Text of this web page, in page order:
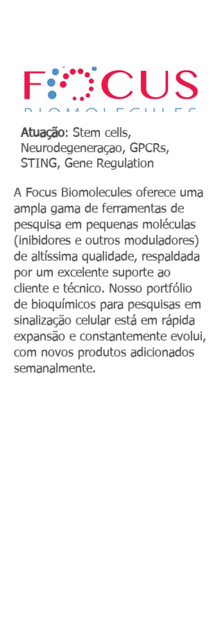
Atuação: Stem cells,
Neurodegeneraçao, GPCRs,
STING, Gene Regulation
A Focus Biomolecules oferece uma
ampla gama de ferramentas de
pesquisa em pequenas moléculas
(inibidores e outros moduladores)
de altíssima qualidade, respaldada
por um excelente suporte ao
cliente e técnico. Nosso portfólio
de bioquímicos para pesquisas em
sinalização celular está em rápida
expansão e constantemente evolui,
com novos produtos adicionados
semanalmente.